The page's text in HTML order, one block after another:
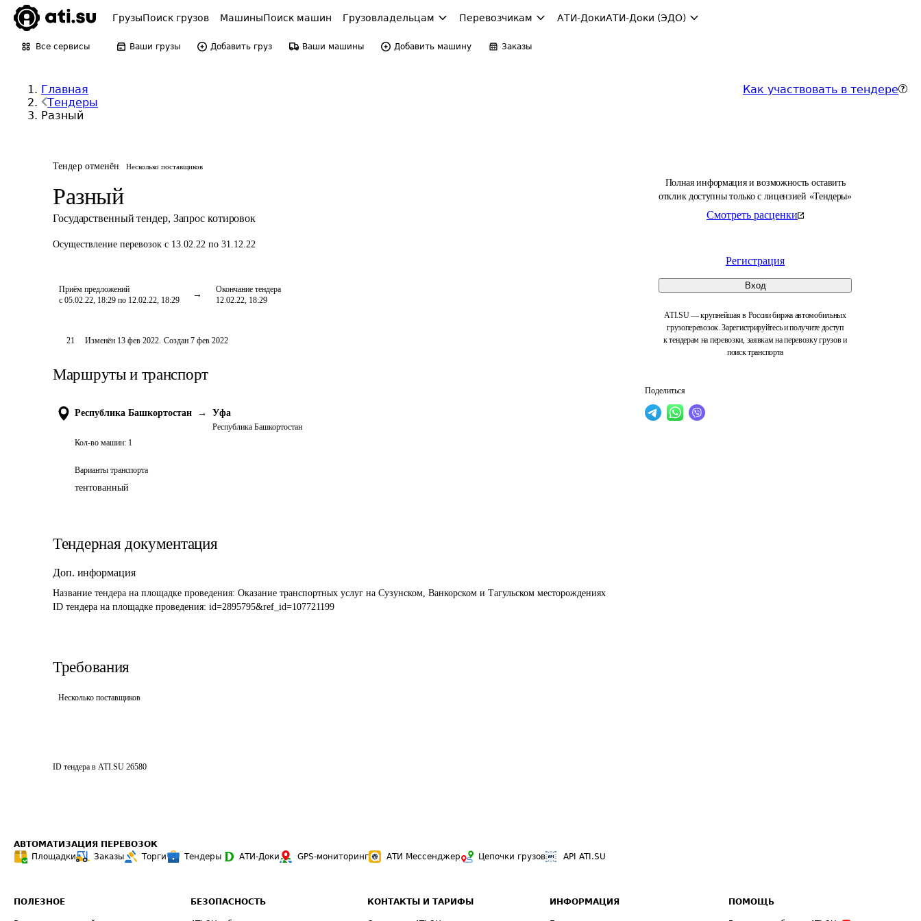
ГрузыПоиск грузов МашиныПоиск машин Грузовладельцам Перевозчикам АТИ-ДокиАТИ-Доки (ЭДО)
Все сервисы Ваши грузы Добавить груз Ваши машины Добавить машину Заказы
Главная
Тендеры
Разный
Как участвовать в тендере
Тендер отменён Несколько поставщиков
Разный
Государственный тендер, Запрос котировок
Осуществление перевозок с 13.02.22 по 31.12.22
Приём предложений
с 05.02.22, 18:29 по 12.02.22, 18:29
Окончание тендера
12.02.22, 18:29
Полная информация и возможность оставить
отклик доступны только с лицензией «Тендеры»
Смотреть расценки
Регистрация
Вход
ATI.SU — крупнейшая в России биржа автомобильных
грузоперевозок. Зарегистрируйтесь и получите доступ
к тендерам на перевозки, заявкам на перевозку грузов и
поиск транспорта
Поделиться
21 Изменён 13 фев 2022. Создан 7 фев 2022
Маршруты и транспорт
Республика Башкортостан → Уфа
Республика Башкортостан
Кол-во машин: 1
Варианты транспорта
тентованный
Тендерная документация
Доп. информация
Название тендера на площадке проведения: Оказание транспортных услуг на Сузунском, Ванкорском и Тагульском месторождениях
ID тендера на площадке проведения: id=2895795&ref_id=107721199
Требования
Несколько поставщиков
ID тендера в ATI.SU 26580
АВТОМАТИЗАЦИЯ ПЕРЕВОЗОК
Площадки
Заказы Торги Тендеры АТИ-Доки GPS-мониторинг АТИ Мессенджер Цепочки грузов API ATI.SU
ПОЛЕЗНОЕ БЕЗОПАСНОСТЬ КОНТАКТЫ И ТАРИФЫ ИНФОРМАЦИЯ ПОМОЩЬ